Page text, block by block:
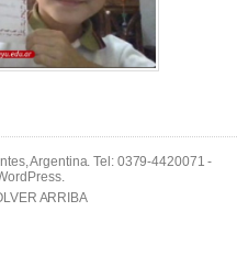
Argentina. Tel: 0379-4420071 -
.
ARRIBA